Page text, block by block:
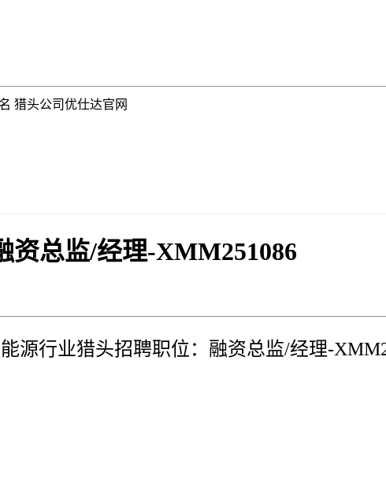
猎头公司优仕达官网
资总监/经理-XMM251086
源行业猎头招聘职位：融资总监/经理-